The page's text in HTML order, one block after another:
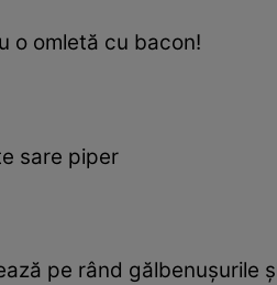
o omletă cu bacon!
sare piper
pe rând gălbenuşurile